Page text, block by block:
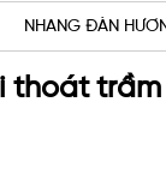
NHANG ĐÀN